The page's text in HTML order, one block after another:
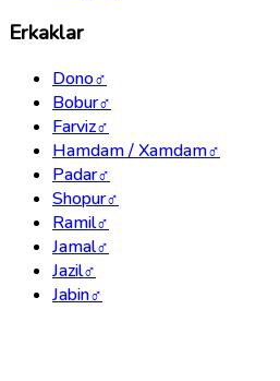
Erkaklar
Dono♂
Bobur♂
Farviz♂
Hamdam / Xamdam♂
Padar♂
Shopur♂
Ramil♂
Jamal♂
Jazil♂
Jabin♂